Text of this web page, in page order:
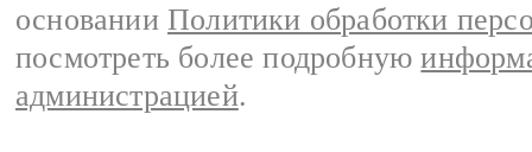
основании Политики обработки
посмотреть более подробную
администрацией.